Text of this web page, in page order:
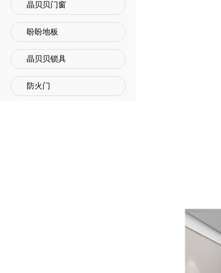
晶贝贝门窗
盼盼地板
晶贝贝锁具
防火门